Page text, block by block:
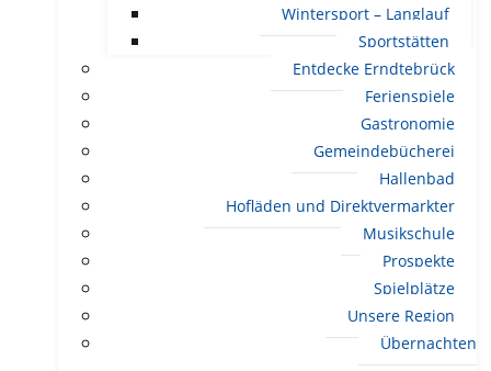
Wintersport – Langlauf
Sportstätten
Entdecke Erndtebrück
Ferienspiele
Gastronomie
Gemeindebücherei
Hallenbad
Hofläden und Direktvermarkter
Musikschule
Prospekte
Spielplätze
Unsere Region
Übernachten